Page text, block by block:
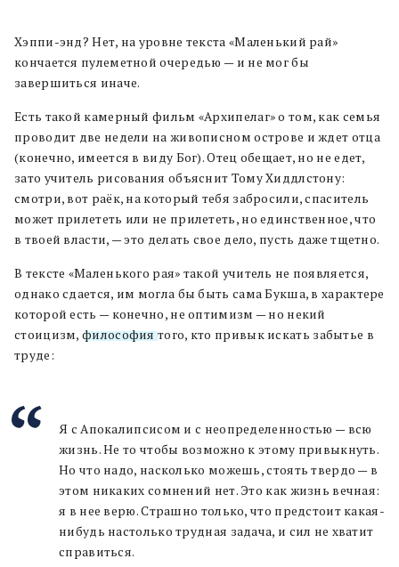
Хэппи-энд? Нет, на уровне текста «Маленький рай»
кончается пулеметной очередью — и не мог бы
завершиться иначе.
Есть такой камерный фильм «Архипелаг» о том, как семья
проводит две недели на живописном острове и ждет отца
(конечно, имеется в виду Бог). Отец обещает, но не едет,
зато учитель рисования объяснит Тому Хиддлстону:
смотри, вот раёк, на который тебя забросили, спаситель
может прилететь или не прилететь, но единственное, что
в твоей власти, — это делать свое дело, пусть даже тщетно.
В тексте «Маленького рая» такой учитель не появляется,
однако сдается, им могла бы быть сама Букша, в характере
которой есть — конечно, не оптимизм — но некий
стоицизм, философиятого, кто привык искать забытье в
труде:
Я с Апокалипсисом и с неопределенностью — всю
жизнь. Не то чтобы возможно к этому привыкнуть.
Но что надо, насколько можешь, стоять твердо — в
этом никаких сомнений нет. Это как жизнь вечная:
я в нее верю. Страшно только, что предстоит какая-
нибудь настолько трудная задача, и сил не хватит
справиться.